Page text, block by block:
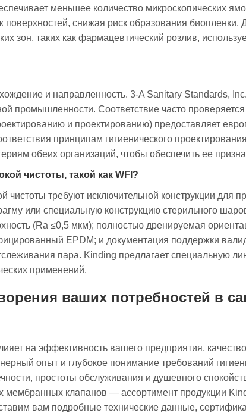
меньшее количество микроскопических
снижая риск образования биопленки.
зон, таких как фармацевтический розлив,
и направленность. 3-A Sanitary Standards,
промышленности. Соответствие часто
и проектированию) предоставляет
принципам гигиенического
обеих организаций, чтобы обеспечить ее
чистоты, такой как WFI?
требуют исключительной конструкции для
или специальную конструкцию стерильного
(Ra ≤0,5 мкм); полностью дренируемая
EPDM; и документация поддержки
пара. Kinding предлагает специальную
применений.
ваших потребностей в
на эффективность вашего предприятия,
опыт и глубокое понимание требований
простоты обслуживания и душевного
клапанов — ассортимент продукции
вам подробные технические данные,